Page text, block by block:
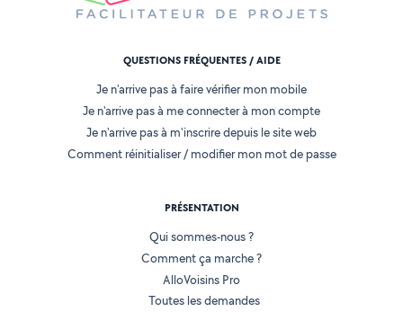
QUESTIONS FRÉQUENTES / AIDE
Je n'arrive pas à faire vérifier mon mobile
Je n'arrive pas à me connecter à mon compte
Je n'arrive pas à m'inscrire depuis le site web
Comment réinitialiser / modifier mon mot de passe
PRÉSENTATION
Qui sommes-nous ?
Comment ça marche ?
AlloVoisins Pro
Toutes les demandes